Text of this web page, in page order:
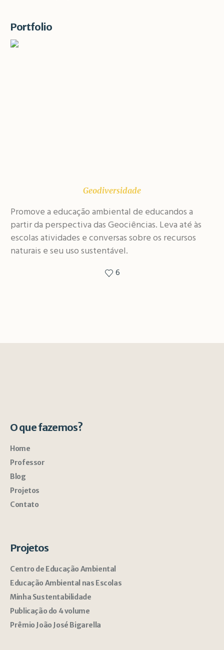
Portfolio
Geodiversidade
Promove a educação ambiental de educandos a
partir da perspectiva das Geociências. Leva até às
escolas atividades e conversas sobre os recursos
naturais e seu uso sustentável.
6
O que fazemos?
Home
Professor
Blog
Projetos
Contato
Projetos
Centro de Educação Ambiental
Educação Ambiental nas Escolas
Minha Sustentabilidade
Publicação do 4 volume
Prêmio João José Bigarella